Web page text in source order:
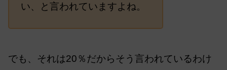
い、と言われていますよね。
でも、それは20％だからそう言われているわけ